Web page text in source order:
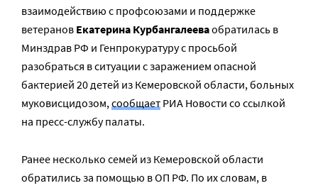
взаимодействию с профсоюзами и поддержке
ветеранов Екатерина Курбангалееваобратилась в
Минздрав РФ и Генпрокуратуру с просьбой
разобраться в ситуации с заражением опасной
бактерией 20 детей из Кемеровской области, больных
муковисцидозом,сообщает РИА Новости со ссылкой
на пресс-службу палаты.
Ранее несколько семей из Кемеровской области
обратились за помощью в ОП РФ. По их словам, в